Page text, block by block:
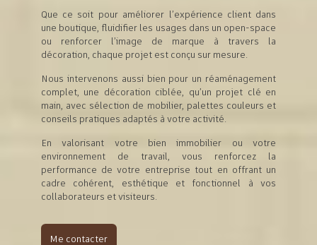
Que ce soit pour améliorer l’expérience client dans
une boutique, fluidifier les usages dans un open-space
ou renforcer l’image de marque à travers la
décoration, chaque projet est conçu sur mesure.
Nous intervenons aussi bien pour un réaménagement
complet, une décoration ciblée, qu’un projet clé en
main, avec sélection de mobilier, palettes couleurs et
conseils pratiques adaptés à votre activité.
En valorisant votre bien immobilier ou votre
environnement de travail, vous renforcez la
performance de votre entreprise tout en offrant un
cadre cohérent, esthétique et fonctionnel à vos
collaborateurs et visiteurs.
Me contacter